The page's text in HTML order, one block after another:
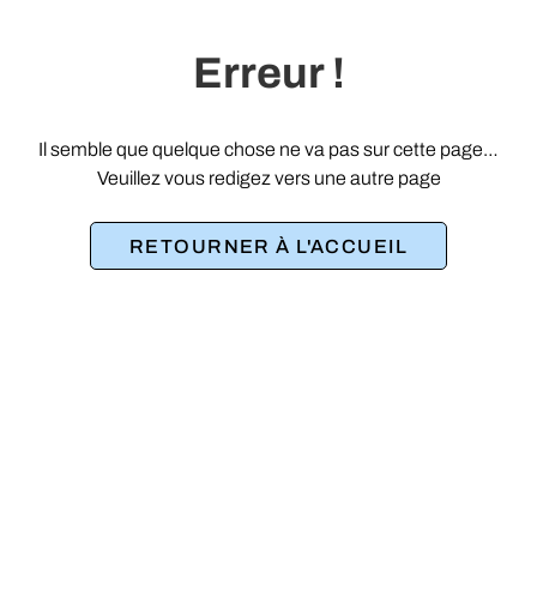
Erreur !
Il semble que quelque chose ne va pas sur cette page…
Veuillez vous redigez vers une autre page
RETOURNER À L'ACCUEIL